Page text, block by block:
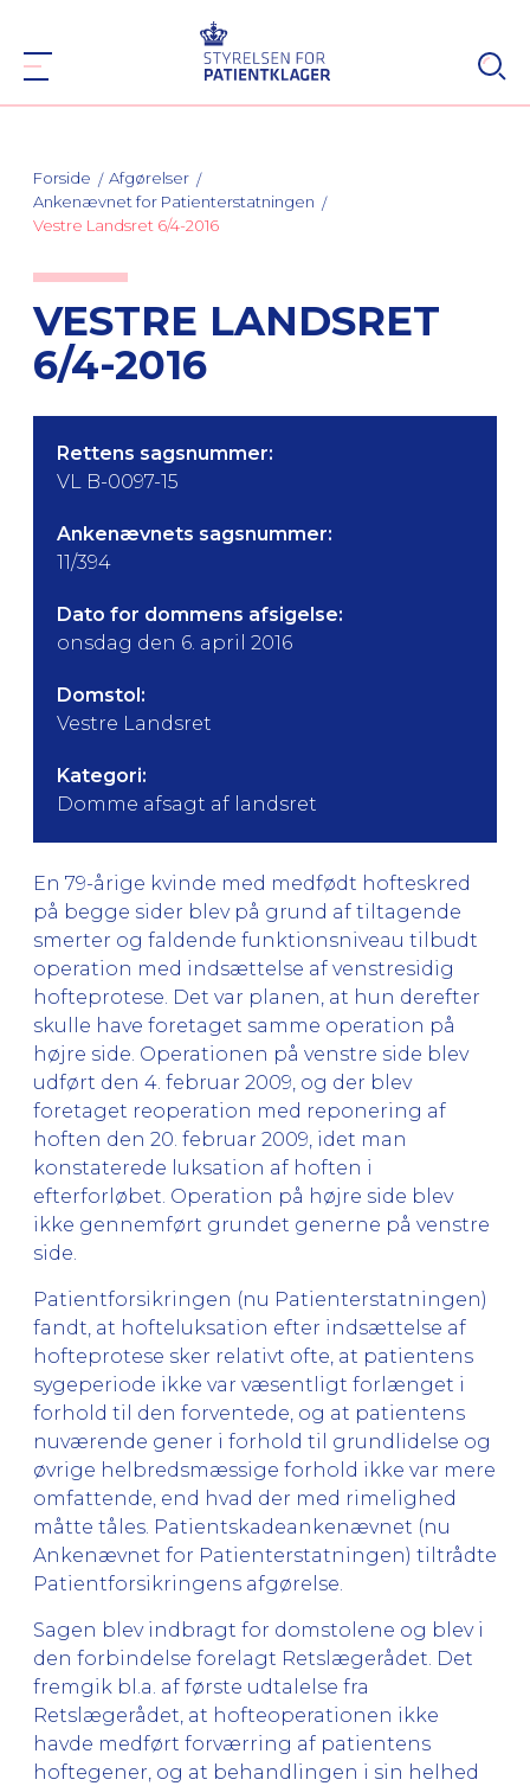
Forside
Afgørelser
Ankenævnet for Patienterstatningen
Vestre Landsret 6/4-2016
VESTRE LANDSRET
6/4-2016
Rettens sagsnummer:
VL B-0097-15
Ankenævnets sagsnummer:
11/394
Dato for dommens afsigelse:
onsdag den 6. april 2016
Domstol:
Vestre Landsret
Kategori:
Domme afsagt af landsret
En 79-årige kvinde med medfødt hofteskred
på begge sider blev på grund af tiltagende
smerter og faldende funktionsniveau tilbudt
operation med indsættelse af venstresidig
hofteprotese. Det var planen, at hun derefter
skulle have foretaget samme operation på
højre side. Operationen på venstre side blev
udført den 4. februar 2009, og der blev
foretaget reoperation med reponering af
hoften den 20. februar 2009, idet man
konstaterede luksation af hoften i
efterforløbet. Operation på højre side blev
ikke gennemført grundet generne på venstre
side.
Patientforsikringen (nu Patienterstatningen)
fandt, at hofteluksation efter indsættelse af
hofteprotese sker relativt ofte, at patientens
sygeperiode ikke var væsentligt forlænget i
forhold til den forventede, og at patientens
nuværende gener i forhold til grundlidelse og
øvrige helbredsmæssige forhold ikke var mere
omfattende, end hvad der med rimelighed
måtte tåles. Patientskadeankenævnet (nu
Ankenævnet for Patienterstatningen) tiltrådte
Patientforsikringens afgørelse.
Sagen blev indbragt for domstolene og blev i
den forbindelse forelagt Retslægerådet. Det
fremgik bl.a. af første udtalelse fra
Retslægerådet, at hofteoperationen ikke
havde medført forværring af patientens
hoftegener, og at behandlingen i sin helhed